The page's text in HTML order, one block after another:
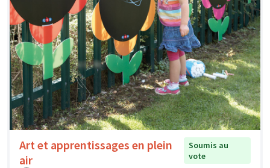
Art et apprentissages en plein
air
Soumis au
vote